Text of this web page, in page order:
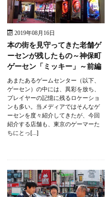
2019年08月16日
本の街を見守ってきた老舗ゲ
ーセンが残したもの～神保町
ゲーセン「ミッキー」～前編
あまたあるゲームセンター（以下、
ゲーセン）の中には、異彩を放ち、
プレイヤーの記憶に残るロケーショ
ンも多い。当メディアではそんなゲ
ーセンを度々紹介してきたが、今回
紹介する店舗も、東京のゲーマーた
ちにとっ[…]